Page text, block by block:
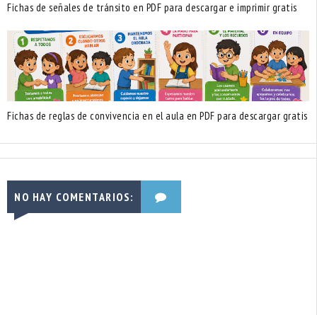
Fichas de señales de tránsito en PDF para descargar e imprimir gratis
Fichas de reglas de convivencia en el aula en PDF para descargar gratis
NO HAY COMENTARIOS: